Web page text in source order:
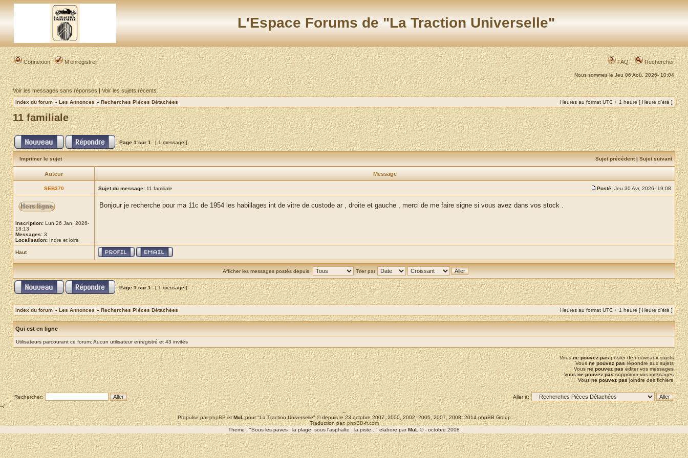
L'Espace Forums de "La Traction Universelle"
Connexion M’enregistrer FAQ Rechercher
Nous sommes le Jeu 06 Aoû, 2026- 10:04
Voir les messages sans réponses|Voir les sujets récents
Index du forum » Les Annonces » Recherches Pièces Détachées Heures au format UTC + 1 heure [ Heure d’été ]
11 familiale
Page1sur1 [ 1 message ]
Imprimer le sujet Sujet précédent| Sujet suivant
Auteur Message
SEB370 Sujet du message: 11 familiale Posté: Jeu 30 Avr, 2026- 19:08
Inscription: Lun 26 Jan, 2026-
18:13
Messages: 3
Localisation: Indre et loire
Bonjour je recherche pour ma 11c de 1954 les habillages int de vitre de custode ar , droite et gauche , merci de me faire signe si vous avez dans vos stock .
Haut
Afficher les messages postés depuis: Trier par
Page1sur1 [ 1 message ]
Index du forum » Les Annonces » Recherches Pièces Détachées Heures au format UTC + 1 heure [ Heure d’été ]
Qui est en ligne
Utilisateurs parcourant ce forum: Aucun utilisateur enregistré et 43 invités
Vousne pouvez pasposter de nouveaux sujets
Vousne pouvez pasrépondre aux sujets
Vousne pouvez paséditer vos messages
Vousne pouvez passupprimer vos messages
Vousne pouvez pasjoindre des fichiers
Rechercher:
Aller à:
--/
--
Propulse parphpBBetMuLpour "La Traction Universelle" © depuis le 23 octobre 2007; 2000, 2002, 2005, 2007, 2008, 2014 phpBB Group
Traduction par:phpBB-fr.com
Theme : "Sous les paves : la plage; sous l'asphalte : la piste..." elabore parMuL © - octobre 2008